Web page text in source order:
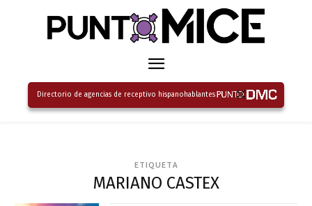
Directorio de agencias de receptivo hispanohablantes
ETIQUETA
MARIANO CASTEX